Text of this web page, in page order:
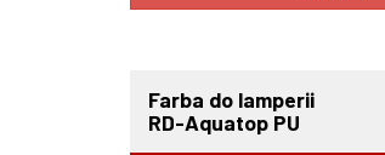
Farba do lamperii
RD-Aquatop PU